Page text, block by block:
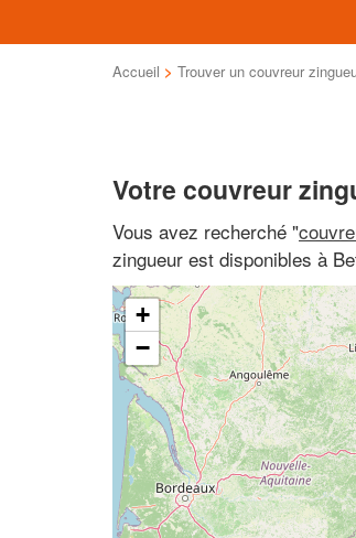
Accueil > Trouver un couvreur
Votre couvreur
Vous avez recherché "
zingueur est disponibles à
+
−